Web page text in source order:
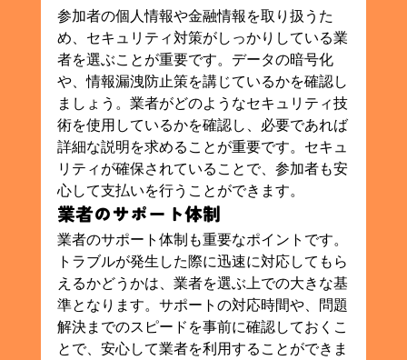
参加者の個人情報や金融情報を取り扱うた
め、セキュリティ対策がしっかりしている業
者を選ぶことが重要です。データの暗号化
や、情報漏洩防止策を講じているかを確認し
ましょう。業者がどのようなセキュリティ技
術を使用しているかを確認し、必要であれば
詳細な説明を求めることが重要です。セキュ
リティが確保されていることで、参加者も安
心して支払いを行うことができます。
業者のサポート体制
業者のサポート体制も重要なポイントです。
トラブルが発生した際に迅速に対応してもら
えるかどうかは、業者を選ぶ上での大きな基
準となります。サポートの対応時間や、問題
解決までのスピードを事前に確認しておくこ
とで、安心して業者を利用することができま